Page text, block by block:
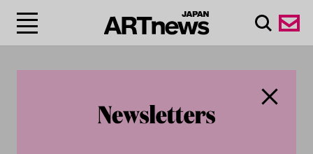
#ジョアン・ミロ/Joan